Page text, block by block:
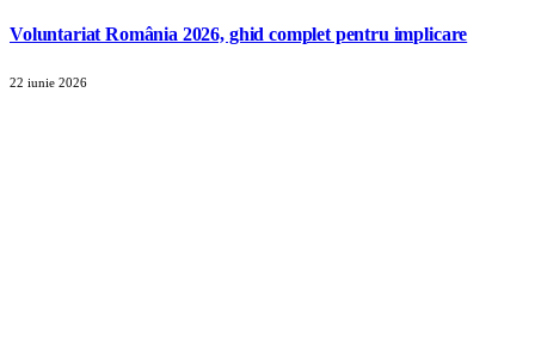
Voluntariat România 2026, ghid complet pentru implicare
22 iunie 2026